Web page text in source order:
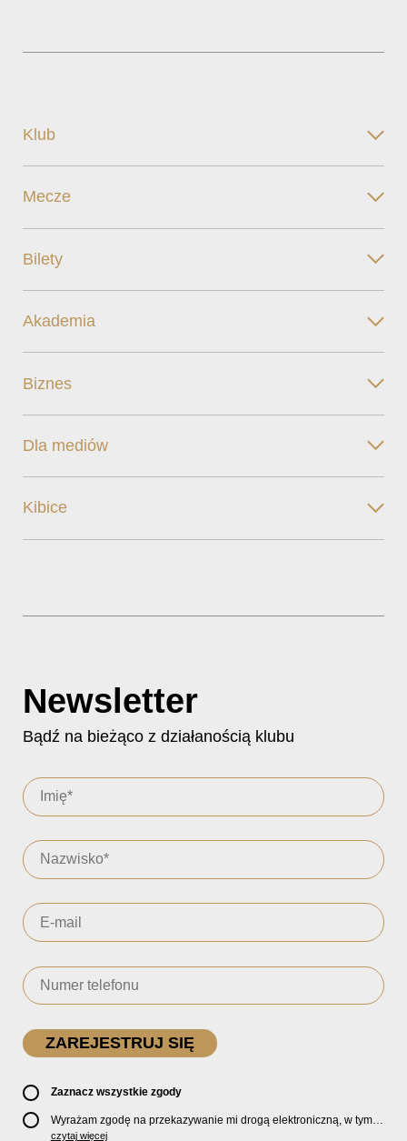
Klub
Mecze
Bilety
Akademia
Biznes
Dla mediów
Kibice
Newsletter
Bądź na bieżąco z działanością klubu
Zaznacz wszystkie zgody
Wyrażam zgodę na przekazywanie mi drogą elektroniczną, w tym
pocztą e-mail, oficjalnego newslettera oraz informacji o zniżkach,
czytaj więcej